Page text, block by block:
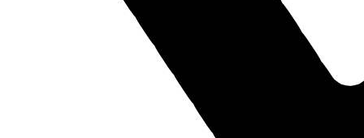
Республика Башкортостан, п. Вавилово, Трактовая, 15
Пн-Пт: 08:00-20:00, Выходные: 08:00-18:00